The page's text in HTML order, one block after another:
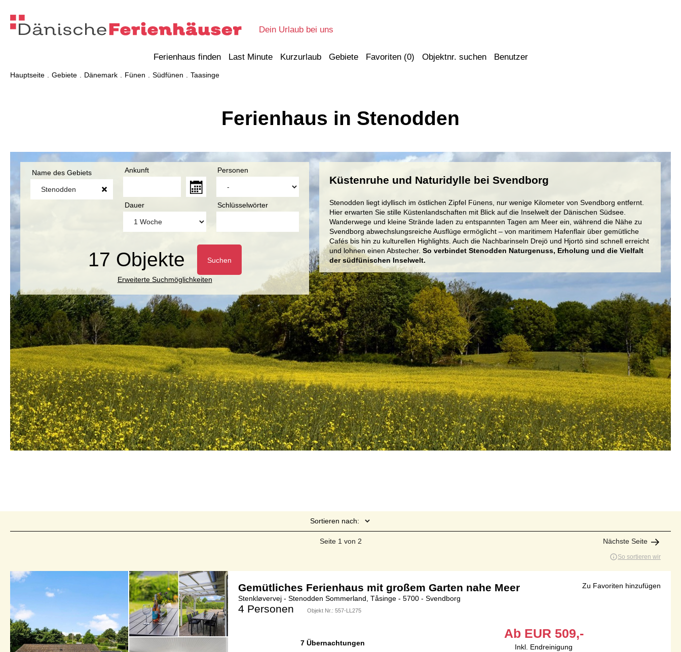
Dein Urlaub bei uns
Ferienhaus finden Last Minute Kurzurlaub Gebiete Favoriten (0) Objektnr. suchen Benutzer
Hauptseite Gebiete Dänemark Fünen Südfünen Taasinge
Ferienhaus in Stenodden
Küstenruhe und Naturidylle bei Svendborg
Stenodden liegt idyllisch im östlichen Zipfel Fünens, nur wenige Kilometer von Svendborg entfernt.
Hier erwarten Sie stille Küstenlandschaften mit Blick auf die Inselwelt der Dänischen Südsee.
Wanderwege und kleine Strände laden zu entspannten Tagen am Meer ein, während die Nähe zu
Svendborg abwechslungsreiche Ausflüge ermöglicht – von maritimem Hafenflair über gemütliche
Cafés bis hin zu kulturellen Highlights. Auch die Nachbarinseln Drejö und Hjortö sind schnell erreicht
und lohnen einen Abstecher. So verbindet Stenodden Naturgenuss, Erholung und die Vielfalt
der südfünischen Inselwelt.
Name des Gebiets Ankunft
Dauer
Personen
Schlüsselwörter
17 Objekte Suchen
Erweiterte Suchmöglichkeiten
Sortieren nach:
Seite 1 von 2 Nächste Seite
So sortieren wir
Gemütliches Ferienhaus mit großem Garten nahe Meer
Stenkløvervej - Stenodden Sommerland, Tåsinge - 5700 - Svendborg
4 Personen Objekt Nr.: 557-LL275
7 Übernachtungen
Ab EUR 509,-
Inkl. Endreinigung
Zu Favoriten hinzufügen